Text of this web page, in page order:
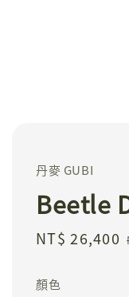
丹麥 GUBI
Beetle
Sale
NT$ 26,400
顏色